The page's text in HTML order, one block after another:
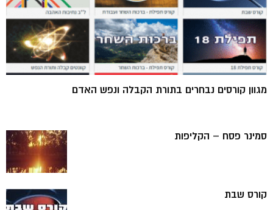
מגוון קורסים נבחרים בתורת הקבלה ונפש האדם
סמינר פסח – הקליפות
קורס שבת